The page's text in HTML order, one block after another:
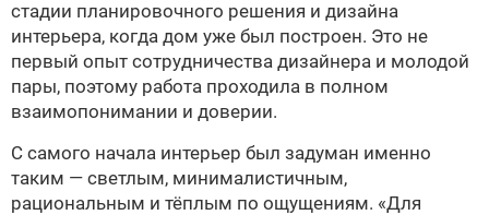
стадии планировочного решения и дизайна
интерьера, когда дом уже был построен. Это не
первый опыт сотрудничества дизайнера и молодой
пары, поэтому работа проходила в полном
взаимопонимании и доверии.
С самого начала интерьер был задуман именно
таким — светлым, минималистичным,
рациональным и тёплым по ощущениям. «Для